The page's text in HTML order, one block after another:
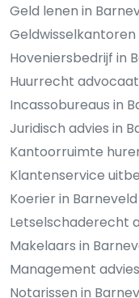
Geld lenen in
Geldwisselkantoren
Hoveniersbedrijf in
Huurrecht
Incassobureaus in
Juridisch advies in
Kantoorruimte
Klantenservice
Koerier in Barneveld
Letselschaderecht
Makelaars in
Management
Notarissen in